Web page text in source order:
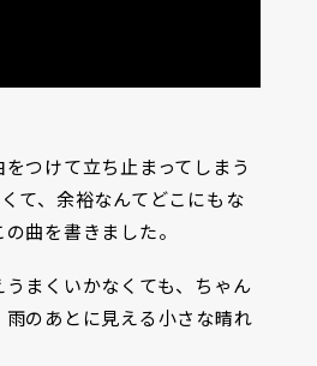
つけて立ち止まってしまう
て、余裕なんてどこにもな
曲を書きました。
まくいかなくても、ちゃん
のあとに見える小さな晴れ